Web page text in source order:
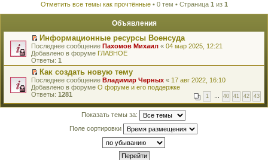
Отметить все темы как прочтённые• 0 тем • Страница 1 из 1
Объявления
П
е
р
е
й
т
и
к
е
Информационные ресурсы Военсуда
Последнее сообщение Пахомов Михаил « 04 мар 2025, 12:21
Добавлено в форуме ГЛАВНОЕ
Ответы: 1
П
е
р
й
Как создать новую тему
Последнее сообщение Владимир Черных « 17 авг 2022, 16:10
Добавлено в форуме О форуме и его поддержке
Ответы: 1281 1 … 40 41 42 43
Показать темы за:
Поле сортировки